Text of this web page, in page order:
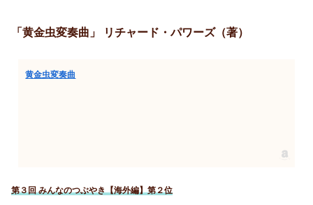
「黄金虫変奏曲」 リチャード・パワーズ（著）
黄金虫変奏曲
第３回 みんなのつぶやき【海外編】第２位